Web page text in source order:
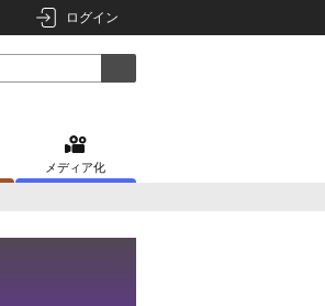
ログイン
メディア化